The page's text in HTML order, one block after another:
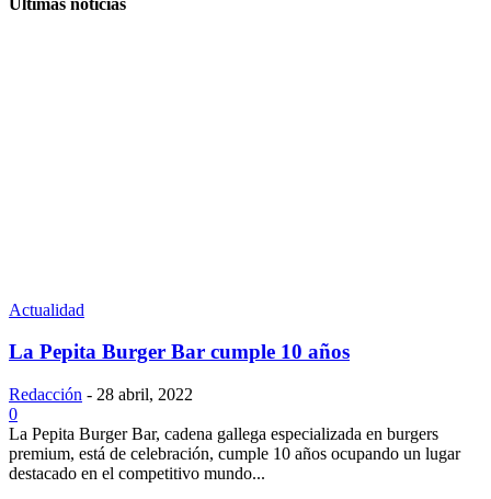
Últimas noticias
Actualidad
La Pepita Burger Bar cumple 10 años
Redacción - 28 abril, 2022
0
La Pepita Burger Bar, cadena gallega especializada en burgers
premium, está de celebración, cumple 10 años ocupando un lugar
destacado en el competitivo mundo...